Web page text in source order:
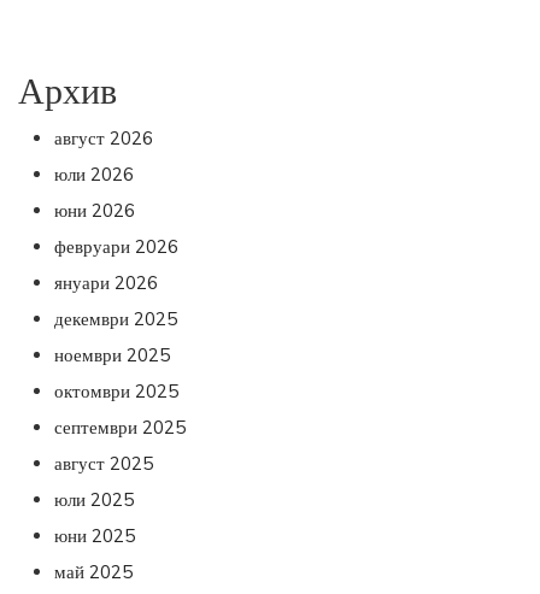
Архив
август 2026
юли 2026
юни 2026
февруари 2026
януари 2026
декември 2025
ноември 2025
октомври 2025
септември 2025
август 2025
юли 2025
юни 2025
май 2025